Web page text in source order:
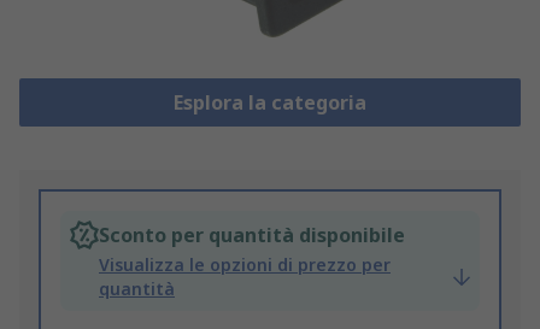
Esplora la categoria
Sconto per quantità disponibile
Visualizza le opzioni di prezzo per
quantità